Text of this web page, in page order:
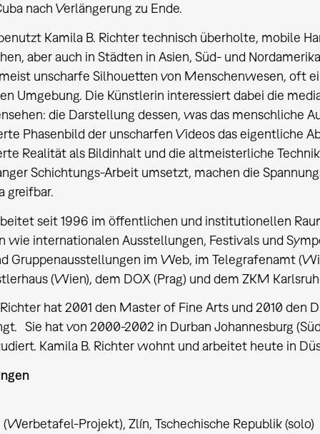
nach Verlängerung zu Ende.
Kamila B. Richter technisch überholte, mobile
aber auch in Städten in Asien, Süd- und
unscharfe Silhouetten von Menschenwesen, oft
Umgebung. Die Künstlerin interessiert dabei die
die Darstellung dessen, was das menschliche
Phasenbild der unscharfen Videos das eigentliche
Realität als Bildinhalt und die altmeisterliche
Schichtungs-Arbeit umsetzt, machen die
greifbar.
seit 1996 im öffentlichen und institutionellen
wie internationalen Ausstellungen, Festivals und
Gruppenausstellungen im Web, im Telegrafenamt
(Wien), dem DOX (Prag) und dem ZKM
hat 2001 den Master of Fine Arts und 2010 den
Sie hat von 2000-2002 in Durban Johannesburg
Kamila B. Richter wohnt und arbeitet heute in
(Werbetafel-Projekt), Zlín, Tschechische Republik (solo)